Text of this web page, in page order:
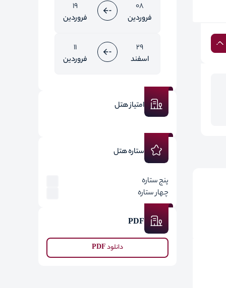
08
فروردین
19
فروردین
29
اسفند
11
فروردین
امتیاز هتل
ستاره هتل
پنج ستاره
چهار ستاره
PDF
دانلود PDF